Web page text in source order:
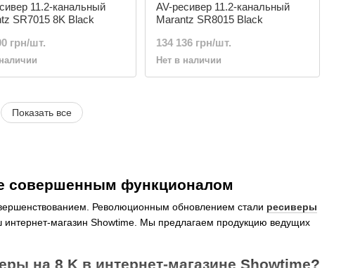
совершенным функционалом
Революционным обновлением стали ресиверы
интернет-магазин Showtime. Мы предлагаем продукцию ведущих
на 8 K в интернет-магазине Showtime?
11.2-канальный
SR7015 8K Black
грн/шт.
AV-ресивер 11.2-канальный
Marantz SR8015 Black
134 136 грн/шт.
Нет в наличии
Показать все